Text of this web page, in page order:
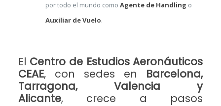
por todo el mundo como Agente de Handling o
Auxiliar de Vuelo.
El Centro de Estudios Aeronáuticos
CEAE, con sedes en Barcelona,
Tarragona, Valencia y
Alicante,
crece a pasos